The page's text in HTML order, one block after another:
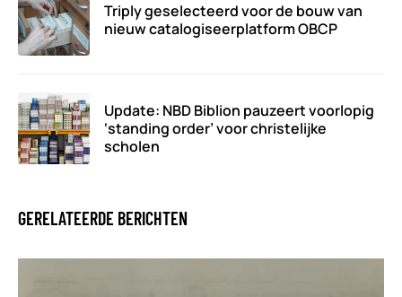
Triply geselecteerd voor de bouw van
nieuw catalogiseerplatform OBCP
Update: NBD Biblion pauzeert voorlopig
‘standing order’ voor christelijke
scholen
GERELATEERDE BERICHTEN